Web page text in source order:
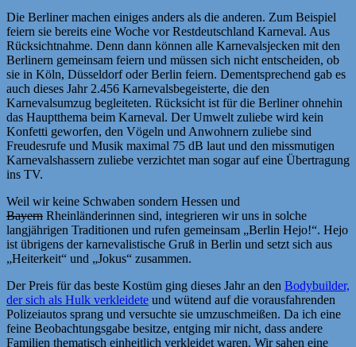
Die Berliner machen einiges anders als die anderen. Zum Beispiel
feiern sie bereits eine Woche vor Restdeutschland Karneval. Aus
Rücksichtnahme. Denn dann können alle Karnevalsjecken mit den
Berlinern gemeinsam feiern und müssen sich nicht entscheiden, ob
sie in Köln, Düsseldorf oder Berlin feiern. Dementsprechend gab es
auch dieses Jahr 2.456 Karnevalsbegeisterte, die den
Karnevalsumzug begleiteten. Rücksicht ist für die Berliner ohnehin
das Hauptthema beim Karneval. Der Umwelt zuliebe wird kein
Konfetti geworfen, den Vögeln und Anwohnern zuliebe sind
Freudesrufe und Musik maximal 75 dB laut und den missmutigen
Karnevalshassern zuliebe verzichtet man sogar auf eine Übertragung
ins TV.
Weil wir keine Schwaben sondern Hessen und
Bayern Rheinländerinnen sind, integrieren wir uns in solche
langjährigen Traditionen und rufen gemeinsam „Berlin Hejo!“. Hejo
ist übrigens der karnevalistische Gruß in Berlin und setzt sich aus
„Heiterkeit“ und „Jokus“ zusammen.
Der Preis für das beste Kostüm ging dieses Jahr an den Bodybuilder,
der sich als Hulk verkleidete und wütend auf die vorausfahrenden
Polizeiautos sprang und versuchte sie umzuschmeißen. Da ich eine
feine Beobachtungsgabe besitze, entging mir nicht, dass andere
Familien thematisch einheitlich verkleidet waren. Wir sahen eine